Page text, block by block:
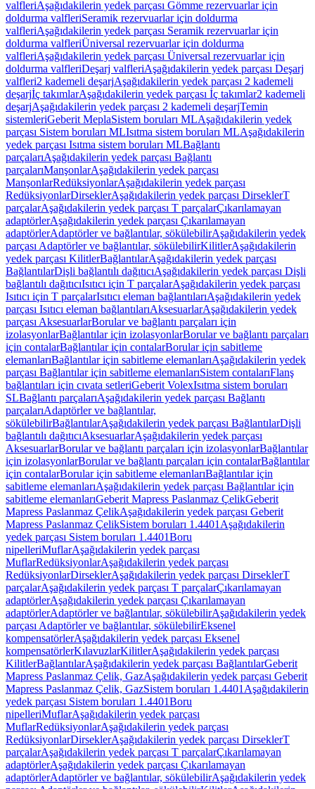
valfleriAşağıdakilerin yedek parçası Gömme rezervuarlar için
doldurma valfleriSeramik rezervuarlar için doldurma
valfleriAşağıdakilerin yedek parçası Seramik rezervuarlar için
doldurma valfleriÜniversal rezervuarlar için doldurma
valfleriAşağıdakilerin yedek parçası Üniversal rezervuarlar için
doldurma valfleriDeşarj valfleriAşağıdakilerin yedek parçası Deşarj
valfleri2 kademeli deşarjAşağıdakilerin yedek parçası 2 kademeli
deşarjİç takımlarAşağıdakilerin yedek parçası İç takımlar2 kademeli
deşarjAşağıdakilerin yedek parçası 2 kademeli deşarjTemin
sistemleriGeberit MeplaSistem boruları MLAşağıdakilerin yedek
parçası Sistem boruları MLIsıtma sistem boruları MLAşağıdakilerin
yedek parçası Isıtma sistem boruları MLBağlantı
parçalarıAşağıdakilerin yedek parçası Bağlantı
parçalarıManşonlarAşağıdakilerin yedek parçası
ManşonlarRedüksiyonlarAşağıdakilerin yedek parçası
RedüksiyonlarDirseklerAşağıdakilerin yedek parçası DirseklerT
parçalarAşağıdakilerin yedek parçası T parçalarÇıkarılamayan
adaptörlerAşağıdakilerin yedek parçası Çıkarılamayan
adaptörlerAdaptörler ve bağlantılar, sökülebilirAşağıdakilerin yedek
parçası Adaptörler ve bağlantılar, sökülebilirKilitlerAşağıdakilerin
yedek parçası KilitlerBağlantılarAşağıdakilerin yedek parçası
BağlantılarDişli bağlantılı dağıtıcıAşağıdakilerin yedek parçası Dişli
bağlantılı dağıtıcıIsıtıcı için T parçalarAşağıdakilerin yedek parçası
Isıtıcı için T parçalarIsıtıcı eleman bağlantılarıAşağıdakilerin yedek
parçası Isıtıcı eleman bağlantılarıAksesuarlarAşağıdakilerin yedek
parçası AksesuarlarBorular ve bağlantı parçaları için
izolasyonlarBağlantılar için izolasyonlarBorular ve bağlantı parçaları
için contalarBağlantılar için contalarBorular için sabitleme
elemanlarıBağlantılar için sabitleme elemanlarıAşağıdakilerin yedek
parçası Bağlantılar için sabitleme elemanlarıSistem contalarıFlanş
bağlantıları için cıvata setleriGeberit VolexIsıtma sistem boruları
SLBağlantı parçalarıAşağıdakilerin yedek parçası Bağlantı
parçalarıAdaptörler ve bağlantılar,
sökülebilirBağlantılarAşağıdakilerin yedek parçası BağlantılarDişli
bağlantılı dağıtıcıAksesuarlarAşağıdakilerin yedek parçası
AksesuarlarBorular ve bağlantı parçaları için izolasyonlarBağlantılar
için izolasyonlarBorular ve bağlantı parçaları için contalarBağlantılar
için contalarBorular için sabitleme elemanlarıBağlantılar için
sabitleme elemanlarıAşağıdakilerin yedek parçası Bağlantılar için
sabitleme elemanlarıGeberit Mapress Paslanmaz ÇelikGeberit
Mapress Paslanmaz ÇelikAşağıdakilerin yedek parçası Geberit
Mapress Paslanmaz ÇelikSistem boruları 1.4401 Aşağıdakilerin
yedek parçası Sistem boruları 1.4401Boru
nipelleriMuflarAşağıdakilerin yedek parçası
MuflarRedüksiyonlarAşağıdakilerin yedek parçası
RedüksiyonlarDirseklerAşağıdakilerin yedek parçası DirseklerT
parçalarAşağıdakilerin yedek parçası T parçalarÇıkarılamayan
adaptörlerAşağıdakilerin yedek parçası Çıkarılamayan
adaptörlerAdaptörler ve bağlantılar, sökülebilirAşağıdakilerin yedek
parçası Adaptörler ve bağlantılar, sökülebilirEksenel
kompensatörlerAşağıdakilerin yedek parçası Eksenel
kompensatörlerKılavuzlarKilitlerAşağıdakilerin yedek parçası
KilitlerBağlantılarAşağıdakilerin yedek parçası BağlantılarGeberit
Mapress Paslanmaz Çelik, GazAşağıdakilerin yedek parçası Geberit
Mapress Paslanmaz Çelik, GazSistem boruları 1.4401 Aşağıdakilerin
yedek parçası Sistem boruları 1.4401Boru
nipelleriMuflarAşağıdakilerin yedek parçası
MuflarRedüksiyonlarAşağıdakilerin yedek parçası
RedüksiyonlarDirseklerAşağıdakilerin yedek parçası DirseklerT
parçalarAşağıdakilerin yedek parçası T parçalarÇıkarılamayan
adaptörlerAşağıdakilerin yedek parçası Çıkarılamayan
adaptörlerAdaptörler ve bağlantılar, sökülebilirAşağıdakilerin yedek